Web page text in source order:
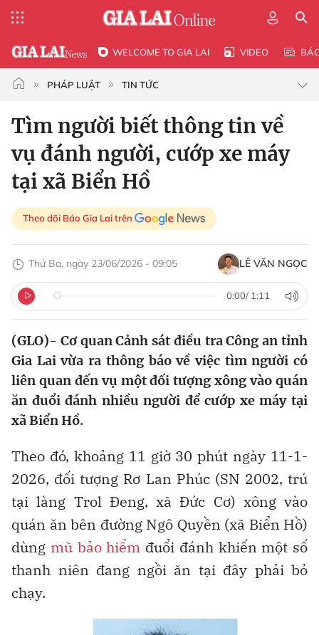
WELCOME TO GIA LAI VIDEO
PHÁP LUẬT TIN TỨC
Tìm người biết thông tin về
vụ đánh người, cướp xe máy
tại xã Biển Hồ
Theo dõi Báo Gia Lai trên
Thứ Ba, ngày 23/06/2026 - 09:05 LÊ VĂN NGỌC
0:00/ 1:11
(GLO)- Cơ quan Cảnh sát điều tra Công an tỉnh
Gia Lai vừa ra thông báo về việc tìm người có
liên quan đến vụ một đối tượng xông vào quán
ăn đuổi đánh nhiều người để cướp xe máy tại
xã Biển Hồ.
Theo đó, khoảng 11 giờ 30 phút ngày 11-1-
2026, đối tượng Rơ Lan Phúc (SN 2002, trú
tại làng Trol Đeng, xã Đức Cơ) xông vào
quán ăn bên đường Ngô Quyền (xã Biển Hồ)
dùng mũ bảo hiểm đuổi đánh khiến một số
thanh niên đang ngồi ăn tại đây phải bỏ
chạy.